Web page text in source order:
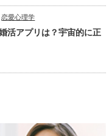
恋愛心理学
活アプリは？宇宙的に正